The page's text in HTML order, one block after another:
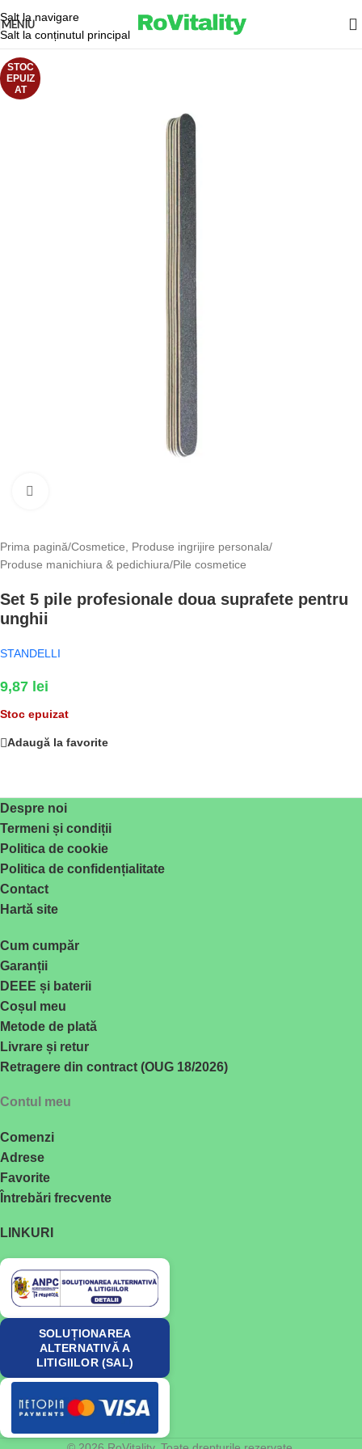
Salt la navigare
Salt la conținutul principal
MENIU
STOC
EPUIZ
AT
Prima pagină/Cosmetice, Produse ingrijire personala/
Produse manichiura & pedichiura/Pile cosmetice
Set 5 pile profesionale doua suprafete pentru
unghii
STANDELLI
9,87 lei
Stoc epuizat
Adaugă la favorite
Despre noi
Termeni și condiții
Politica de cookie
Politica de confidențialitate
Contact
Hartă site
Cum cumpăr
Garanții
DEEE și baterii
Coșul meu
Metode de plată
Livrare și retur
Retragere din contract (OUG 18/2026)
Contul meu
Comenzi
Adrese
Favorite
Întrebări frecvente
LINKURI
SOLUȚIONAREA
ALTERNATIVĂ A
LITIGIILOR (SAL)